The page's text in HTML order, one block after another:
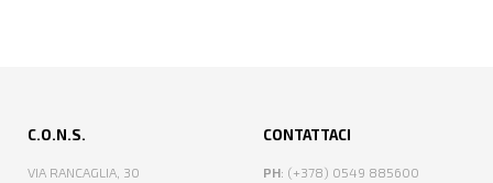
C.O.N.S.
VIA RANCAGLIA, 30
CONTATTACI
PH: (+378) 0549 885600